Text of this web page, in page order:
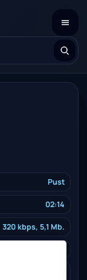
Pust
02:14
320 kbps, 5,1 Mb.